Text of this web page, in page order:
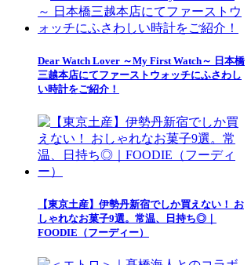
Dear Watch Lover ～My First Watch～ 日本橋
三越本店にてファーストウォッチにふさわし
い時計をご紹介！
【東京土産】伊勢丹新宿でしか買えない！ お
しゃれなお菓子9選。常温、日持ち◎｜
FOODIE（フーディー）